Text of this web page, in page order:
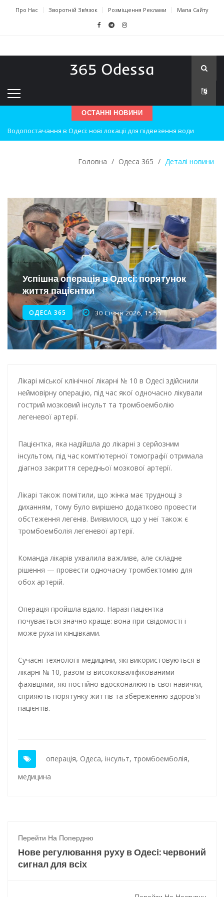
Про Нас Зворотній Зв'язок Розміщення Реклами Мапа Сайту
ОСТАННІ НОВИНИ
Водопостачання в Одесі: нові локації для підвезення води
Нічна атака на Одесу: наслідки вибухів
Одеські хокеїсти тріумфують на міжнародному турнірі
Успіхи одеситів на європейському чемпіонаті з карате
Новини з Зимової школи інсульту в Швейцарії
Інтеграція ветеранів в українське суспільство
Нічна атака на Одесу: наслідки обстрілу
Енергетична підтримка для Одеси
Головна / Одеса 365 / Деталі новини
Успішна операція в Одесі: порятунок
життя пацієнтки
ОДЕСА 365 30 Січня 2026, 15:55
Лікарі міської клінічної лікарні № 10 в Одесі здійснили
неймовірну операцію, під час якої одночасно лікували
гострий мозковий інсульт та тромбоемболію
легеневої артерії.
Пацієнтка, яка надійшла до лікарні з серйозним
інсультом, під час комп'ютерної томографії отримала
діагноз закриття середньої мозкової артерії.
Лікарі також помітили, що жінка має труднощі з
диханням, тому було вирішено додатково провести
обстеження легенів. Виявилося, що у неї також є
тромбоемболія легеневої артерії.
Команда лікарів ухвалила важливе, але складне
рішення — провести одночасну тромбектомію для
обох артерій.
Операція пройшла вдало. Наразі пацієнтка
почувається значно краще: вона при свідомості і
може рухати кінцівками.
Сучасні технології медицини, які використовуються в
лікарні № 10, разом із висококваліфікованими
фахівцями, які постійно вдосконалюють свої навички,
сприяють порятунку життів та збереженню здоров'я
пацієнтів.
операція, Одеса, інсульт, тромбоемболія,
медицина
Перейти На Попердню
Нове регулювання руху в Одесі: червоний
сигнал для всіх